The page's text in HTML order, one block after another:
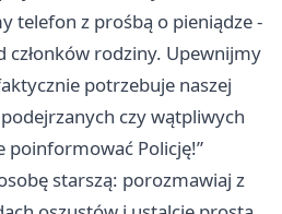
telefon z prośbą o pieniądze -
rodziny. Upewnijmy
potrzebuje naszej
czy wątpliwych
poinformować Policję!”
starszą: porozmawiaj z